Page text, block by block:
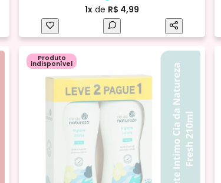
1x de R$ 4,99
Produto
indisponível